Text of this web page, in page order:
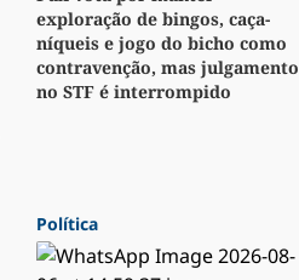
exploração de bingos, caça-
níqueis e jogo do bicho como
contravenção, mas julgamento
no STF é interrompido
Política